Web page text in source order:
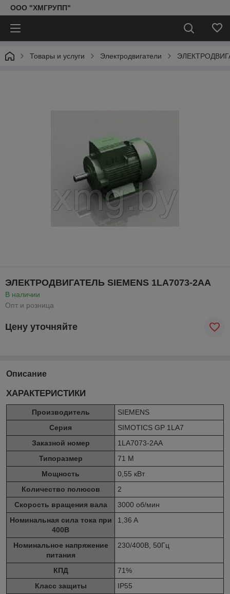
ООО "ХМГРУПП"
Товары и услуги Электродвигатели
ЭЛЕКТРОДВИГАТЕЛЬ SIEMENS 1LA7073-2АА
В наличии
Опт и розница
Цену уточняйте
Описание
ХАРАКТЕРИСТИКИ
Производитель
SIEMENS
Серия
SIMOTICS GP 1LA7
Заказной номер
1LA7073-2АА
Типоразмер
71 M
Мощность
0,55 кВт
Количество полюсов
2
Скорость вращения вала
3000 об/мин
Номинальная сила тока при
400В
1,36 A
Номинальное напряжение
питания
230/400В, 50Гц
КПД
71%
Класс защиты
IP55